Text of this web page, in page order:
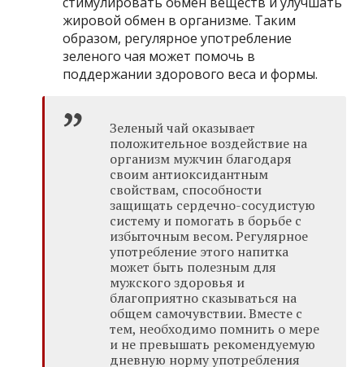
жировой обмен в организме. Таким
образом, регулярное употребление
зеленого чая может помочь в
поддержании здорового веса и формы.
Зеленый чай оказывает
положительное воздействие на
организм мужчин благодаря
своим антиоксидантным
свойствам, способности
защищать сердечно-сосудистую
систему и помогать в борьбе с
избыточным весом. Регулярное
употребление этого напитка
может быть полезным для
мужского здоровья и
благоприятно сказываться на
общем самочувствии. Вместе с
тем, необходимо помнить о мере
и не превышать рекомендуемую
дневную норму употребления